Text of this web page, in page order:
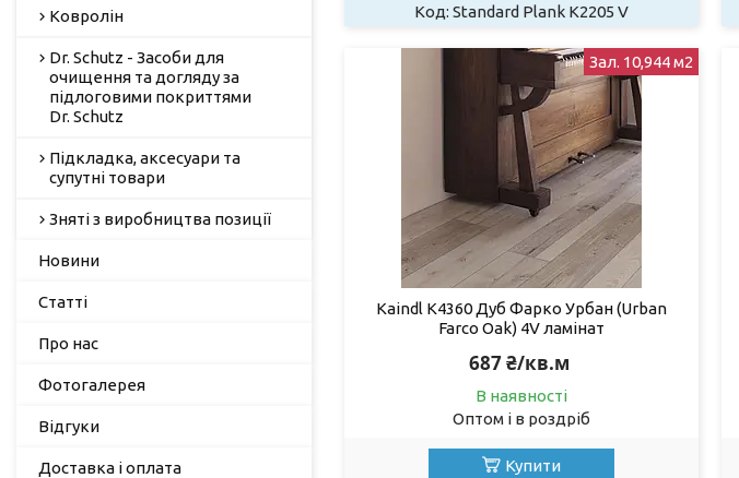
Standard Plank K2205 V
Зал. 10,944 м2
Kaindl K4360 Дуб Фарко Урбан (Urban
Farco Oak) 4V ламінат
687 ₴/кв.м
В наявності
Оптом і в роздріб
Купити
Ковролін
Dr. Schutz - Засоби для
очищення та догляду за
підлоговими покриттями
Dr. Schutz
Підкладка, аксесуари та
супутні товари
Зняті з виробництва позиції
Новини
Статті
Про нас
Фотогалерея
Відгуки
Доставка і оплата